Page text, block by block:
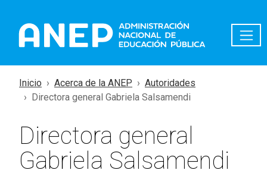
Inicio Acerca de la ANEP
Autoridades
Directora general Gabriela Salsamendi
Directora general
Gabriela Salsamendi